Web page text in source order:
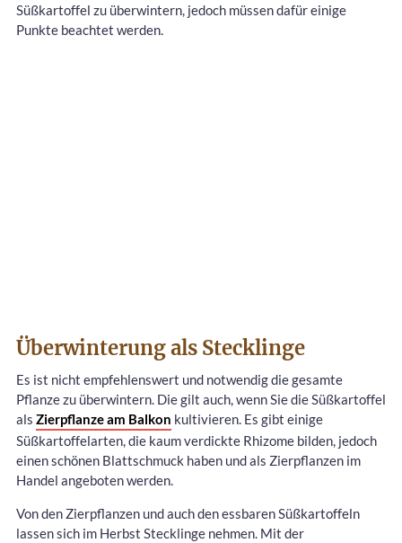
Süßkartoffel zu überwintern, jedoch müssen dafür einige
Punkte beachtet werden.
Überwinterung als Stecklinge
Es ist nicht empfehlenswert und notwendig die gesamte
Pflanze zu überwintern. Die gilt auch, wenn Sie die Süßkartoffel
als Zierpflanze am Balkon kultivieren. Es gibt einige
Süßkartoffelarten, die kaum verdickte Rhizome bilden, jedoch
einen schönen Blattschmuck haben und als Zierpflanzen im
Handel angeboten werden.
Von den Zierpflanzen und auch den essbaren Süßkartoffeln
lassen sich im Herbst Stecklinge nehmen. Mit der